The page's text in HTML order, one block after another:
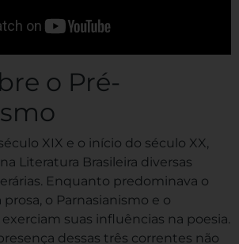
o Pré-
XIX e o início do século XX,
Literatura Brasileira diversas
Enquanto predominava o
prosa, o Parnasianismo e o
suas influências na poesia.
dessas três correntes não